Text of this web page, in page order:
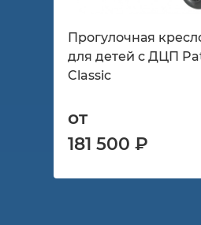
Прогулочная
для детей с ДЦП
Classic
от
181 500 ₽